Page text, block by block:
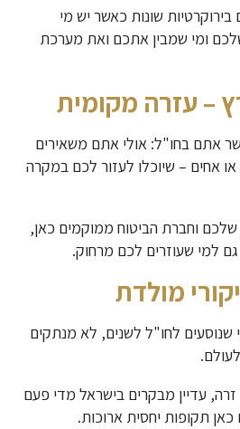
שונות כאשר יש מי
ומי שמבין אתכם ואת מערכת
– עזרה מקומית
אתם בחו"ל: אולי אתם משאירים
או אחים – שיוכלו לעזור לכם במקרה
שלכם וחברת הביטוח ממוקמים כאן,
למי שעוזרים לכם מרחוק.
מולדת
שנוסעים לחו"ל לשנים, לא מנתקים
עדיין מבקרים בישראל מדי פעם
תקופות יחסית ארוכות.